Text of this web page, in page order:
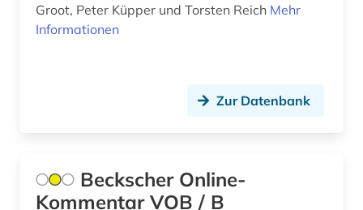
allgemeine und vergleichende sprach- und
Groot, Peter Küpper und Torsten Reich Mehr
Informationen
Zur Datenbank
Beckscher Online-
Kommentar VOB / B